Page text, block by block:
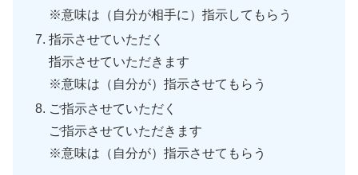
※意味は（自分が相手に）指示してもらう
指示させていただく
指示させていただきます
※意味は（自分が）指示させてもらう
ご指示させていただく
ご指示させていただきます
※意味は（自分が）指示させてもらう